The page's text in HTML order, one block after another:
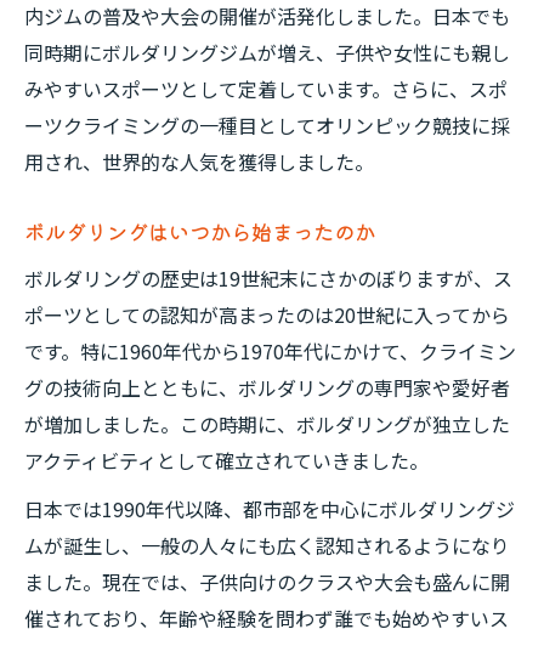
内ジムの普及や大会の開催が活発化しました。日本でも
同時期にボルダリングジムが増え、子供や女性にも親し
みやすいスポーツとして定着しています。さらに、スポ
ーツクライミングの一種目としてオリンピック競技に採
用され、世界的な人気を獲得しました。
ボルダリングはいつから始まったのか
ボルダリングの歴史は19世紀末にさかのぼりますが、ス
ポーツとしての認知が高まったのは20世紀に入ってから
です。特に1960年代から1970年代にかけて、クライミン
グの技術向上とともに、ボルダリングの専門家や愛好者
が増加しました。この時期に、ボルダリングが独立した
アクティビティとして確立されていきました。
日本では1990年代以降、都市部を中心にボルダリングジ
ムが誕生し、一般の人々にも広く認知されるようになり
ました。現在では、子供向けのクラスや大会も盛んに開
催されており、年齢や経験を問わず誰でも始めやすいス